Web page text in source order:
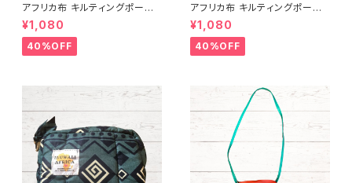
アフリカ布 キルティングポーチ
アフリカンプリント パーニュ カ
ンガ キテンゲ トートバッグ エコ
バッグ ギニア フェアトレード IN
UWALIAFRICA
¥1,080
40%OFF
アフリカ布 キルティングポーチ
アフリカンプリント パーニュ カ
ンガ キテンゲ トートバッグ エコ
バッグ ギニア フェアトレード IN
UWALIAFRICA
¥1,080
40%OFF